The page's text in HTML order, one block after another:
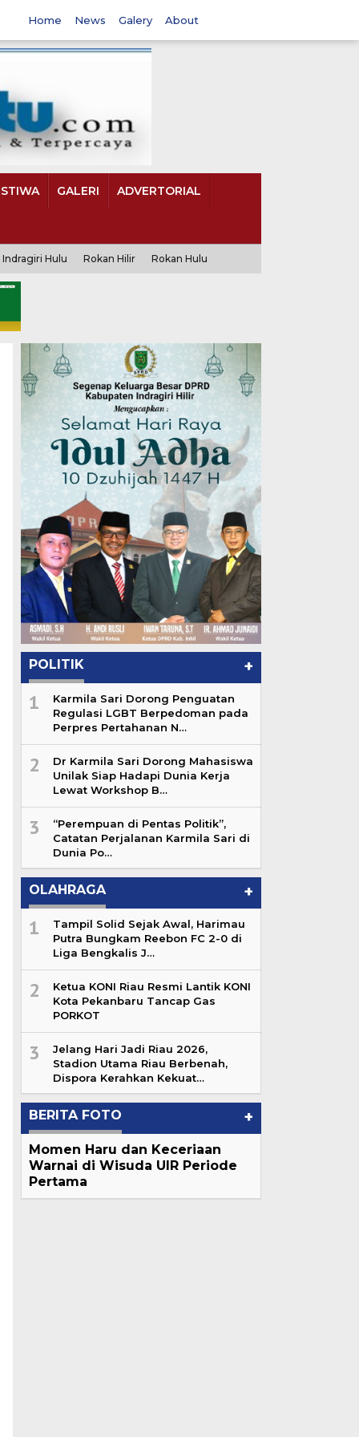
Home News Galery About
GALERI ADVERTORIAL
Indragiri Hulu Rokan Hilir Rokan Hulu
POLITIK +
1
Karmila Sari Dorong Penguatan
Regulasi LGBT Berpedoman pada
Perpres Pertahanan N…
2
Dr Karmila Sari Dorong Mahasiswa
Unilak Siap Hadapi Dunia Kerja
Lewat Workshop B…
3
“Perempuan di Pentas Politik”,
Catatan Perjalanan Karmila Sari di
Dunia Po…
OLAHRAGA +
1
Tampil Solid Sejak Awal, Harimau
Putra Bungkam Reebon FC 2-0 di
Liga Bengkalis J…
2
Ketua KONI Riau Resmi Lantik KONI
Kota Pekanbaru Tancap Gas
PORKOT
3
Jelang Hari Jadi Riau 2026,
Stadion Utama Riau Berbenah,
Dispora Kerahkan Kekuat…
BERITA FOTO +
Momen Haru dan Keceriaan
Warnai di Wisuda UIR Periode
Pertama